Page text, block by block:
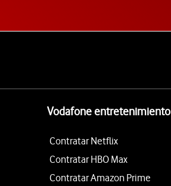
Vodafone entretenimiento
Contratar Netflix
Contratar HBO Max
Contratar Amazon Prime